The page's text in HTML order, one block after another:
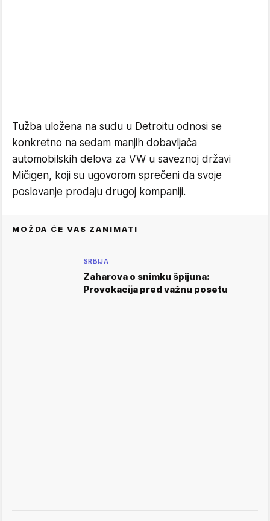
Tužba uložena na sudu u Detroitu odnosi se
konkretno na sedam manjih dobavljača
automobilskih delova za VW u saveznoj državi
Mičigen, koji su ugovorom sprečeni da svoje
poslovanje prodaju drugoj kompaniji.
MOŽDA ĆE VAS ZANIMATI
SRBIJA
Zaharova o snimku špijuna:
Provokacija pred važnu posetu